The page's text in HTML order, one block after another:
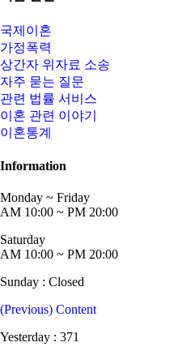
국제이혼
가정폭력
상간자 위자료 소송
자주 묻는 질문
관련 법률 서비스
이혼 관련 이야기
이혼통계
Information
Monday ~ Friday
AM 10:00 ~ PM 20:00
Saturday
AM 10:00 ~ PM 20:00
Sunday : Closed
(Previous) Content
Yesterday : 371